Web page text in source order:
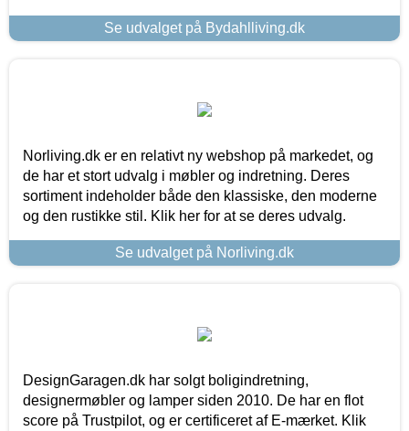
Se udvalget på Bydahlliving.dk
Norliving.dk er en relativt ny webshop på markedet, og
de har et stort udvalg i møbler og indretning. Deres
sortiment indeholder både den klassiske, den moderne
og den rustikke stil. Klik her for at se deres udvalg.
Se udvalget på Norliving.dk
DesignGaragen.dk har solgt boligindretning,
designermøbler og lamper siden 2010. De har en flot
score på Trustpilot, og er certificeret af E-mærket. Klik